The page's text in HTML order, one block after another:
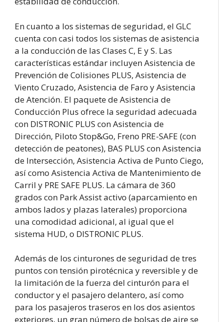
En cuanto a los sistemas de seguridad, el GLC
cuenta con casi todos los sistemas de asistencia
a la conducción de las Clases C, E y S. Las
características estándar incluyen Asistencia de
Prevención de Colisiones PLUS, Asistencia de
Viento Cruzado, Asistencia de Faro y Asistencia
de Atención. El paquete de Asistencia de
Conducción Plus ofrece la seguridad adecuada
con DISTRONIC PLUS con Asistencia de
Dirección, Piloto Stop&Go, Freno PRE-SAFE (con
detección de peatones), BAS PLUS con Asistencia
de Intersección, Asistencia Activa de Punto Ciego,
así como Asistencia Activa de Mantenimiento de
Carril y PRE SAFE PLUS. La cámara de 360
grados con Park Assist activo (aparcamiento en
ambos lados y plazas laterales) proporciona
una comodidad adicional, al igual que el
sistema HUD, o DISTRONIC PLUS.
Además de los cinturones de seguridad de tres
puntos con tensión pirotécnica y reversible y de
la limitación de la fuerza del cinturón para el
conductor y el pasajero delantero, así como
para los pasajeros traseros en los dos asientos
exteriores, un gran número de bolsas de aire se